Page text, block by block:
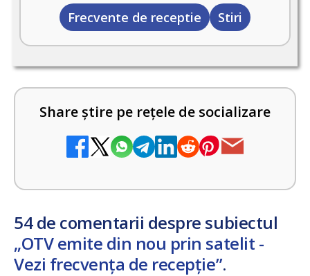
Frecvente de receptie Stiri
Share știre pe rețele de socializare
54 de comentarii despre subiectul
„OTV emite din nou prin satelit -
Vezi frecvența de recepție”.